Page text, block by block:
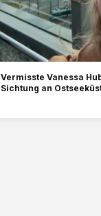
Vermisste Vanessa
Sichtung an